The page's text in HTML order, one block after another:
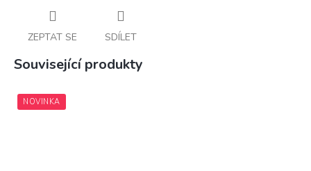
ZEPTAT SE SDÍLET
Související produkty
NOVINKA